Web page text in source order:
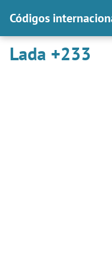
Códigos
Lada +233